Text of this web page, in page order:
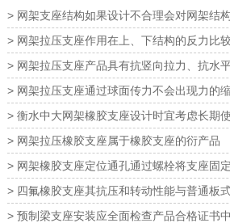
网架橡胶支座 网
网架支座
> 网架支座结构如果设计不合理会对网架结
> 网架拉压支座作用在上、下结构的反力比
> 网架拉压支座产品具有抗竖向拉力、抗水
> 网架拉压支座通过球面传力不会出现力的
> 衡水中大网架橡胶支座设计时宜考虑长期
> 网架拉压橡胶支座属于橡胶支座的衍产品
> 网架橡胶支座定位通孔通过螺栓将支座固定
> 四氟橡胶支座其抗压和转动性能与普通板
> 预制梁支座安装应全面检查产品合格证书